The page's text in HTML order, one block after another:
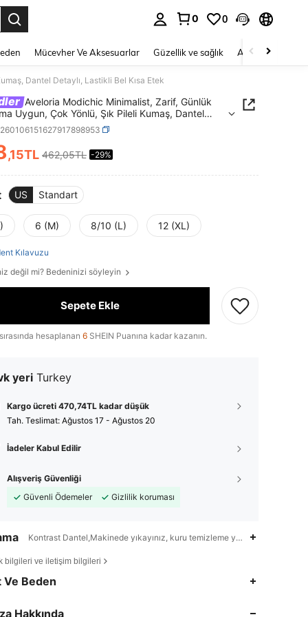
0 0
Mücevher Ve Aksesuarlar Güzellik ve sağlık Ayakkabı
Dantel Detaylı, Lastikli Bel Kısa Etek
Aveloria Modichic Minimalist, Zarif, Günlük
Uygun, Çok Yönlü, Şık Pileli Kumaş, Dantel
Lastikli Bel Kısa Etek
AND AVAILABILITY
,15TL 462,05TL -29%
US Standart
6 (M) 8/10 (L) 12 (XL)
Kılavuzu
değil mi? Bedeninizi söyleyin
Sepete Ekle
hesaplanan 6 SHEIN Puanına kadar kazanın.
yeri Turkey
Kargo ücreti 470,74TL kadar düşük
Tah. Teslimat: Ağustos 17 - Ağustos 20
İadeler Kabul Edilir
Alışveriş Güvenliği
Güvenli Ödemeler
Gizlilik koruması
Kontrast Dantel,Makinede yıkayınız, kuru temizleme
bilgileri ve iletişim bilgileri
Ve Beden
Hakkında
4,81
4,81